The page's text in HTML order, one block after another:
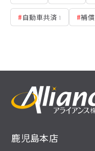
#自動車共済 1 #補償
鹿児島本店